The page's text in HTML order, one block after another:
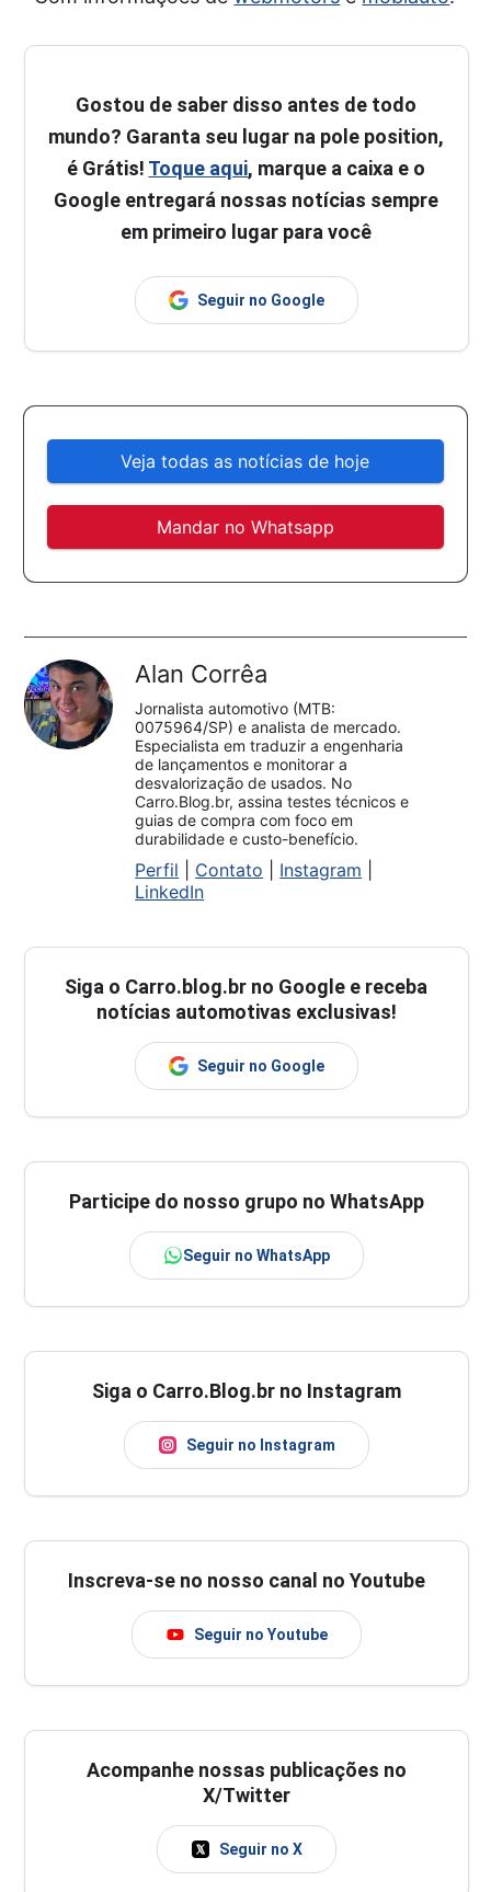
Gostou de saber disso antes de todo
mundo? Garanta seu lugar na pole position,
é Grátis! Toque aqui, marque a caixa e o
Google entregará nossas notícias sempre
em primeiro lugar para você
Seguir no Google
Veja todas as notícias de hoje
Mandar no Whatsapp
Alan Corrêa
Jornalista automotivo (MTB:
0075964/SP) e analista de mercado.
Especialista em traduzir a engenharia
de lançamentos e monitorar a
desvalorização de usados. No
Carro.Blog.br, assina testes técnicos e
guias de compra com foco em
durabilidade e custo-benefício.
Perfil Contato Instagram
LinkedIn
Siga o Carro.blog.br no Google e receba
notícias automotivas exclusivas!
Seguir no Google
Participe do nosso grupo no WhatsApp
Seguir no WhatsApp
Siga o Carro.Blog.br no Instagram
Seguir no Instagram
Inscreva-se no nosso canal no Youtube
Seguir no Youtube
Acompanhe nossas publicações no
X/Twitter
Seguir no X